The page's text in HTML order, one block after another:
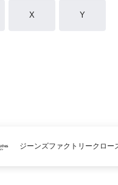
X Y
ジーンズファクトリークロー